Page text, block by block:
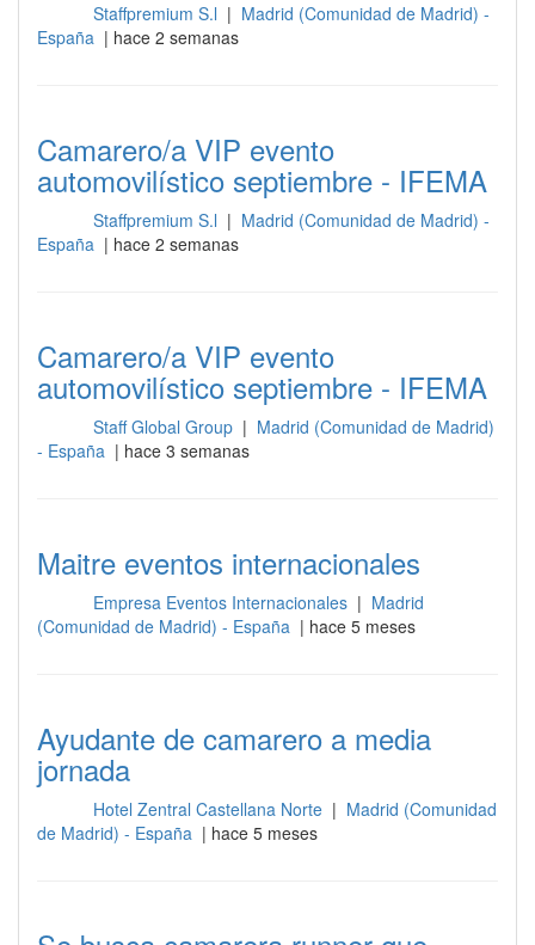
Staffpremium S.l | Madrid (Comunidad de Madrid) -
España | hace 2 semanas
Camarero/a VIP evento
automovilístico septiembre - IFEMA
Staffpremium S.l | Madrid (Comunidad de Madrid) -
España | hace 2 semanas
Camarero/a VIP evento
automovilístico septiembre - IFEMA
Staff Global Group | Madrid (Comunidad de Madrid)
- España | hace 3 semanas
Maitre eventos internacionales
Empresa Eventos Internacionales | Madrid
(Comunidad de Madrid) - España | hace 5 meses
Ayudante de camarero a media
jornada
Hotel Zentral Castellana Norte | Madrid (Comunidad
de Madrid) - España | hace 5 meses